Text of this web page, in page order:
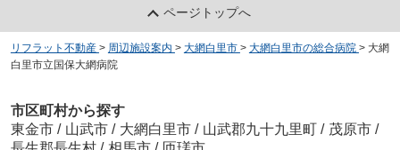
ページトップへ
リフラット不動産 > 周辺施設案内 > 大網白里市 > 大網白里市の総合病院 > 大網
白里市立国保大網病院
市区町村から探す
東金市 / 山武市 / 大網白里市 / 山武郡九十九里町 / 茂原市 /